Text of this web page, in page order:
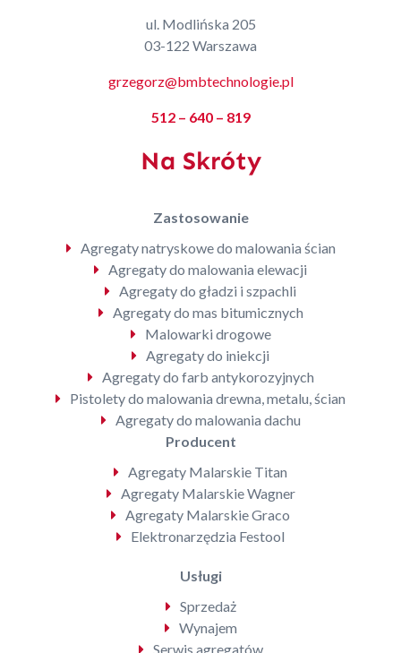
ul. Modlińska 205
03-122 Warszawa
grzegorz@bmbtechnologie.pl
512 – 640 – 819
Na Skróty
Zastosowanie
Agregaty natryskowe do malowania ścian
Agregaty do malowania elewacji
Agregaty do gładzi i szpachli
Agregaty do mas bitumicznych
Malowarki drogowe
Agregaty do iniekcji
Agregaty do farb antykorozyjnych
Pistolety do malowania drewna, metalu, ścian
Agregaty do malowania dachu
Producent
Agregaty Malarskie Titan
Agregaty Malarskie Wagner
Agregaty Malarskie Graco
Elektronarzędzia Festool
Usługi
Sprzedaż
Wynajem
Serwis agregatów